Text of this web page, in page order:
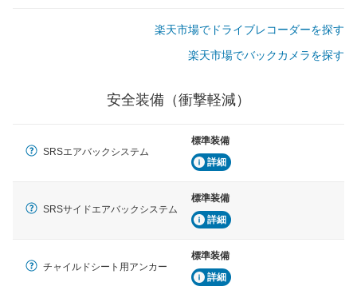
楽天市場でドライブレコーダーを探す
楽天市場でバックカメラを探す
安全装備（衝撃軽減）
SRSエアバックシステム
標準装備
詳細
SRSサイドエアバックシステム
標準装備
詳細
チャイルドシート用アンカー
標準装備
詳細